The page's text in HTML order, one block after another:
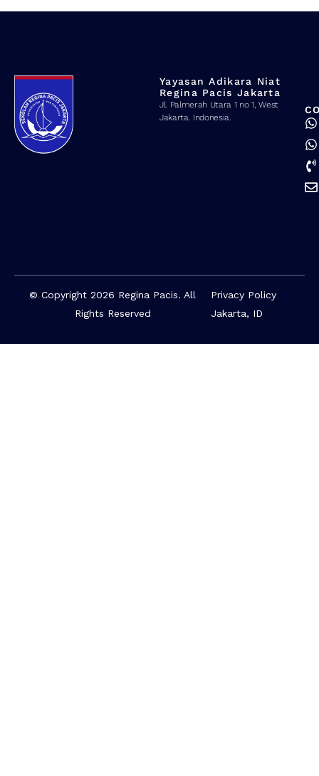
Yayasan Adikara Niat
Regina Pacis Jakarta
Jl. Palmerah Utara 1 no 1, West
Jakarta. Indonesia.
© Copyright 2026 Regina Pacis. All
Rights Reserved
Privacy Policy
Jakarta, ID